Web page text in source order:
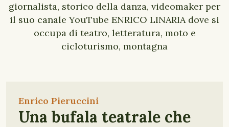
giornalista, storico della danza, videomaker per
il suo canale YouTube ENRICO LINARIA dove si
occupa di teatro, letteratura, moto e
cicloturismo, montagna
Enrico Pieruccini
Una bufala teatrale che